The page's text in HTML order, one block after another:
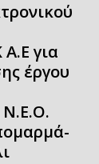
για
έργου
Ν.Ε.Ο.